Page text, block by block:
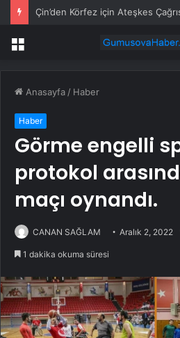
Çin’den Körfez için Ateşkes Çağrısı
Menü
Anasayfa / Haber
Haber
Görme engelli
protokol
maçı oynandı.
CANAN SAĞLAM Aralık 2, 2022
1 dakika okuma süresi